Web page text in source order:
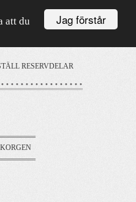
Jag förstår
att du
RESERVDELAR